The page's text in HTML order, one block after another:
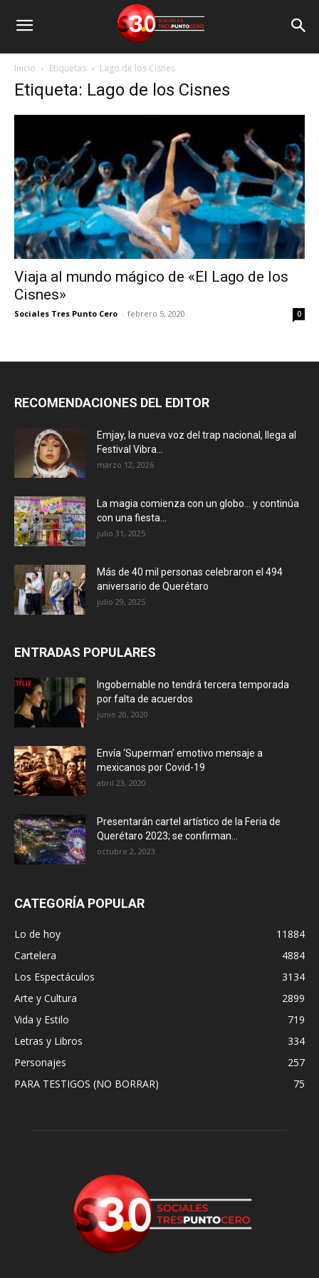
Inicio Etiquetas Lago de los Cisnes
Etiqueta: Lago de los Cisnes
Viaja al mundo mágico de «El Lago de los
Cisnes»
Sociales Tres Punto Cero - febrero 5, 2020 0
RECOMENDACIONES DEL EDITOR
Emjay, la nueva voz del trap nacional, llega al
Festival Vibra...
marzo 12, 2026
La magia comienza con un globo… y continúa
con una fiesta...
julio 31, 2025
Más de 40 mil personas celebraron el 494
aniversario de Querétaro
julio 29, 2025
ENTRADAS POPULARES
Ingobernable no tendrá tercera temporada
por falta de acuerdos
junio 20, 2020
Envía ‘Superman’ emotivo mensaje a
mexicanos por Covid-19
abril 23, 2020
Presentarán cartel artístico de la Feria de
Querétaro 2023; se confirman...
octubre 2, 2023
CATEGORÍA POPULAR
Lo de hoy
11884
Cartelera
4884
Los Espectáculos
3134
Arte y Cultura
2899
Vida y Estilo
719
Letras y Libros
334
Personajes
257
PARA TESTIGOS (NO BORRAR)
75